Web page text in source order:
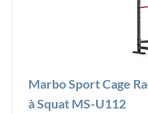
Marbo Sport Cage
à Squat MS-U112